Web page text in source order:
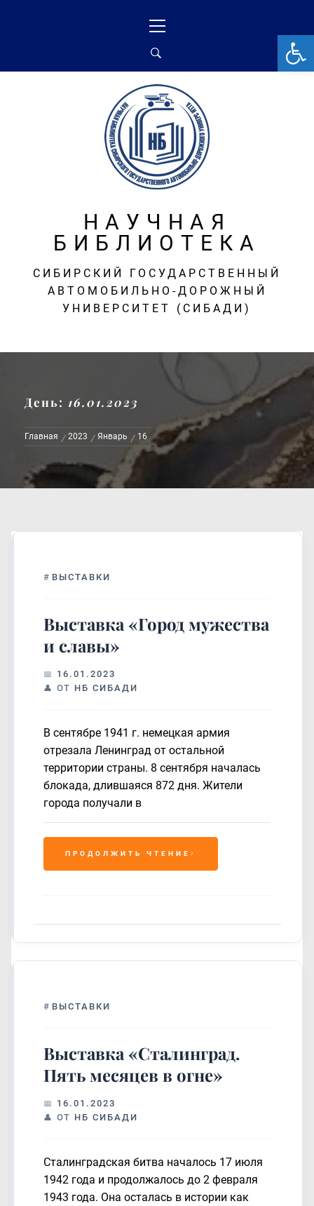
меню
НАУЧНАЯ
БИБЛИОТЕКА
СИБИРСКИЙ ГОСУДАРСТВЕННЫЙ
АВТОМОБИЛЬНО-ДОРОЖНЫЙ
УНИВЕРСИТЕТ (СИБАДИ)
День: 16.01.2023
Главная 2023 Январь 16
# ВЫСТАВКИ
Выставка «Город мужества
и славы»
16.01.2023
ОТ НБ СИБАДИ
В сентябре 1941 г. немецкая армия
отрезала Ленинград от остальной
территории страны. 8 сентября началась
блокада, длившаяся 872 дня. Жители
города получали в
ПРОДОЛЖИТЬ ЧТЕНИЕ
# ВЫСТАВКИ
Выставка «Сталинград.
Пять месяцев в огне»
16.01.2023
ОТ НБ СИБАДИ
Сталинградская битва началось 17 июля
1942 года и продолжалось до 2 февраля
1943 года. Она осталась в истории как